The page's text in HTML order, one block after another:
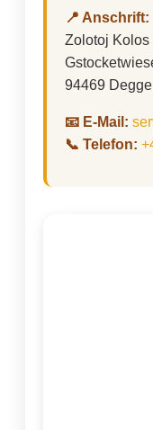
📍 Anschrift:
Zolotoj Kolos
94469
📧 E-Mail:
📞 Telefon: